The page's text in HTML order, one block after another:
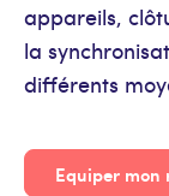
appareils,
la
différents
Equiper